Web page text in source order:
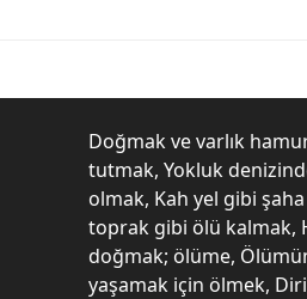
Doğmak ve varlık
tutmak, Yokluk
olmak, Kah yel gibi
toprak gibi ölü kalmak,
doğmak; ölüme,
yaşamak için ölmek,